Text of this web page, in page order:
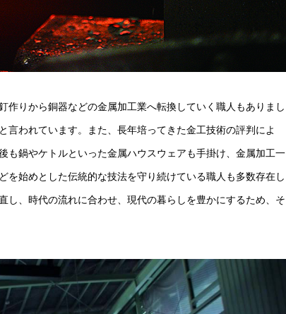
りから銅器などの金属加工業へ転換していく職人もありまし
われています。また、長年培ってきた金工技術の評判によ
も鍋やケトルといった金属ハウスウェアも手掛け、金属加工一
始めとした伝統的な技法を守り続けている職人も多数存在し
、時代の流れに合わせ、現代の暮らしを豊かにするため、そ